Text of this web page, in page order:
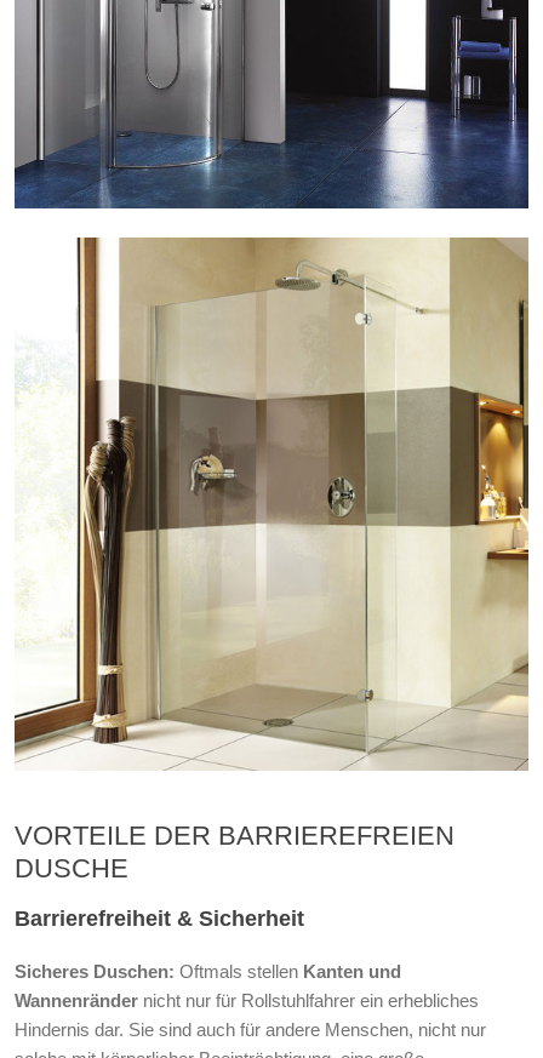
VORTEILE DER BARRIEREFREIEN
DUSCHE
Barrierefreiheit & Sicherheit
Sicheres Duschen: Oftmals stellen Kanten und
Wannenränder nicht nur für Rollstuhlfahrer ein erhebliches
Hindernis dar. Sie sind auch für andere Menschen, nicht nur